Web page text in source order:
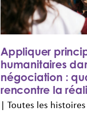
Appliquer
humanitaires
négociation :
rencontre la
| Toutes les histoires